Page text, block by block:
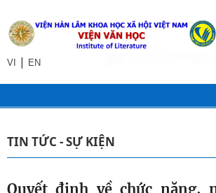
VI | EN
TIN TỨC - SỰ KIỆN
Quyết định về chức năng,